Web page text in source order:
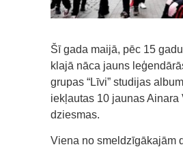
Šī gada maijā, pēc 15
klajā nāca jauns
grupas “Līvi” studijas
iekļautas 10 jaunas Ainara
dziesmas.
Viena no smeldzīgākajām